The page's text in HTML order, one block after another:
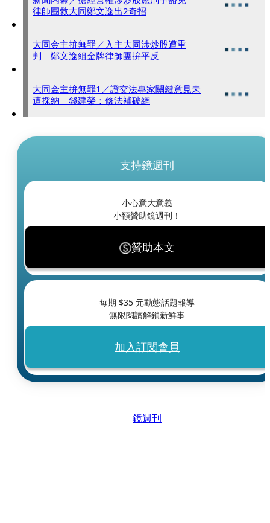
律師團救大同鄭文逸出2奇招
大同金主拚無罪／入主大同涉炒股遭重
判 鄭文逸組金牌律師團拚平反
大同金主拚無罪1／證交法專家關鍵意見未
遭採納 錢建榮：修法補破網
支持鏡週刊
小心意大意義
小額贊助鏡週刊！
贊助本文
每期 $35 元動態話題報導
無限閱讀解鎖新鮮事
加入訂閱會員
鏡週刊